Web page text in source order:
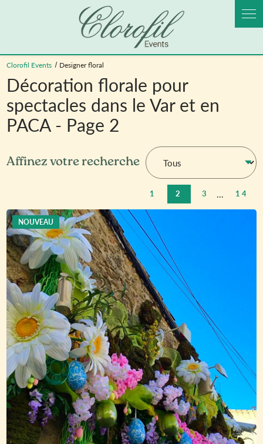
Clorofil Events Designer floral
Décoration florale pour
spectacles dans le Var et en
PACA - Page 2
Affinez votre recherche
1 2 3 ... 14
NOUVEAU
Panneau de gestion des cookies